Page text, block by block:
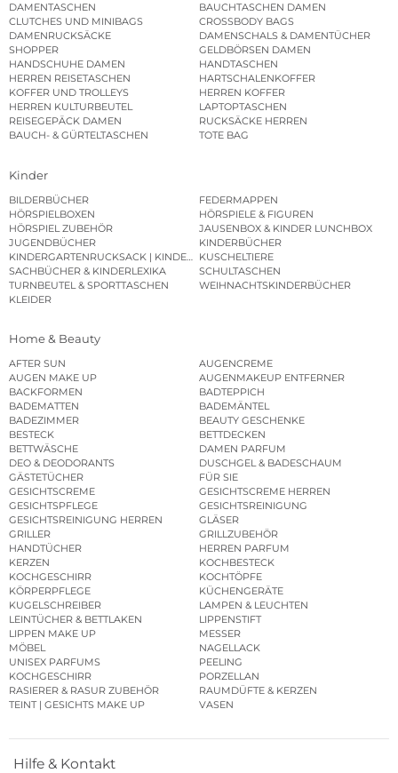
DAMENTASCHEN
BAUCHTASCHEN DAMEN
CLUTCHES UND MINIBAGS
CROSSBODY BAGS
DAMENRUCKSÄCKE
DAMENSCHALS & DAMENTÜCHER
SHOPPER
GELDBÖRSEN DAMEN
HANDSCHUHE DAMEN
HANDTASCHEN
HERREN REISETASCHEN
HARTSCHALENKOFFER
KOFFER UND TROLLEYS
HERREN KOFFER
HERREN KULTURBEUTEL
LAPTOPTASCHEN
REISEGEPÄCK DAMEN
RUCKSÄCKE HERREN
BAUCH- & GÜRTELTASCHEN
TOTE BAG
Kinder
BILDERBÜCHER
FEDERMAPPEN
HÖRSPIELBOXEN
HÖRSPIELE & FIGUREN
HÖRSPIEL ZUBEHÖR
JAUSENBOX & KINDER LUNCHBOX
JUGENDBÜCHER
KINDERBÜCHER
KINDERGARTENRUCKSACK | KINDERGARTENBEUTEL
KUSCHELTIERE
SACHBÜCHER & KINDERLEXIKA
SCHULTASCHEN
TURNBEUTEL & SPORTTASCHEN
WEIHNACHTSKINDERBÜCHER
KLEIDER
Home & Beauty
AFTER SUN
AUGENCREME
AUGEN MAKE UP
AUGENMAKEUP ENTFERNER
BACKFORMEN
BADTEPPICH
BADEMATTEN
BADEMÄNTEL
BADEZIMMER
BEAUTY GESCHENKE
BESTECK
BETTDECKEN
BETTWÄSCHE
DAMEN PARFUM
DEO & DEODORANTS
DUSCHGEL & BADESCHAUM
GÄSTETÜCHER
FÜR SIE
GESICHTSCREME
GESICHTSCREME HERREN
GESICHTSPFLEGE
GESICHTSREINIGUNG
GESICHTSREINIGUNG HERREN
GLÄSER
GRILLER
GRILLZUBEHÖR
HANDTÜCHER
HERREN PARFUM
KERZEN
KOCHBESTECK
KOCHGESCHIRR
KOCHTÖPFE
KÖRPERPFLEGE
KÜCHENGERÄTE
KUGELSCHREIBER
LAMPEN & LEUCHTEN
LEINTÜCHER & BETTLAKEN
LIPPENSTIFT
LIPPEN MAKE UP
MESSER
MÖBEL
NAGELLACK
UNISEX PARFUMS
PEELING
KOCHGESCHIRR
PORZELLAN
RASIERER & RASUR ZUBEHÖR
RAUMDÜFTE & KERZEN
TEINT | GESICHTS MAKE UP
VASEN
Hilfe & Kontakt